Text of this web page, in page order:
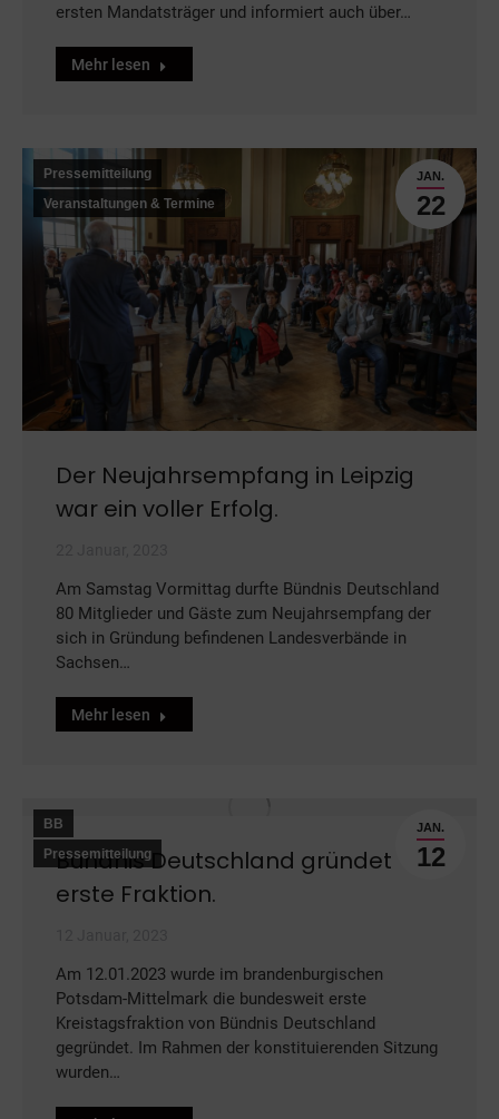
ersten Mandatsträger und informiert auch über…
Mehr lesen
JAN.
22
Pressemitteilung
Veranstaltungen & Termine
Der Neujahrsempfang in Leipzig
war ein voller Erfolg.
Am Samstag Vormittag durfte Bündnis Deutschland
80 Mitglieder und Gäste zum Neujahrsempfang der
sich in Gründung befindenen Landesverbände in
Sachsen…
Mehr lesen
JAN.
12
BB
Pressemitteilung
Bündnis Deutschland gründet
erste Fraktion.
Am 12.01.2023 wurde im brandenburgischen
Potsdam-Mittelmark die bundesweit erste
Kreistagsfraktion von Bündnis Deutschland
gegründet. Im Rahmen der konstituierenden Sitzung
wurden…